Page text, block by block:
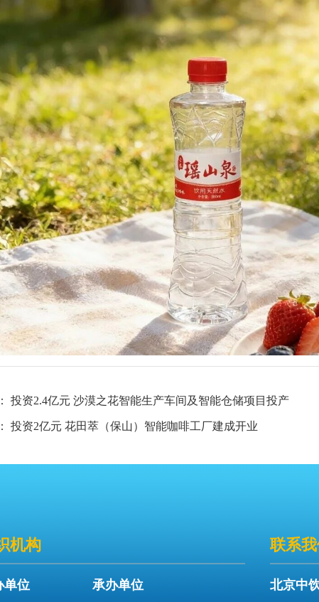
投资2.4亿元 沙漠之花智能生产车间及智能仓储项目投产
投资2亿元 花田萃（保山）智能咖啡工厂建成开业
机构
单位 承办单位
联系
北京中